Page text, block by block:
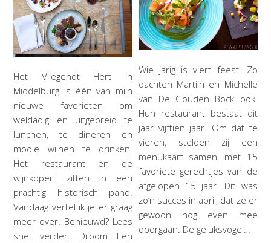
Het Vliegendt Hert in
Middelburg is één van mijn
nieuwe favorieten om
weldadig en uitgebreid te
lunchen, te dineren en
mooie wijnen te drinken.
Het restaurant en de
wijnkoperij zitten in een
prachtig historisch pand.
Vandaag vertel ik je er graag
meer over. Benieuwd? Lees
snel verder. Droom Een
Wie jarig is viert feest. Zo
dachten Martijn en Michelle
van De Gouden Bock ook.
Hun restaurant bestaat dit
jaar vijftien jaar. Om dat te
vieren, stelden zij een
menukaart samen, met 15
favoriete gerechtjes van de
afgelopen 15 jaar. Dit was
zo’n succes in april, dat ze er
gewoon nog even mee
doorgaan. De geluksvogel…